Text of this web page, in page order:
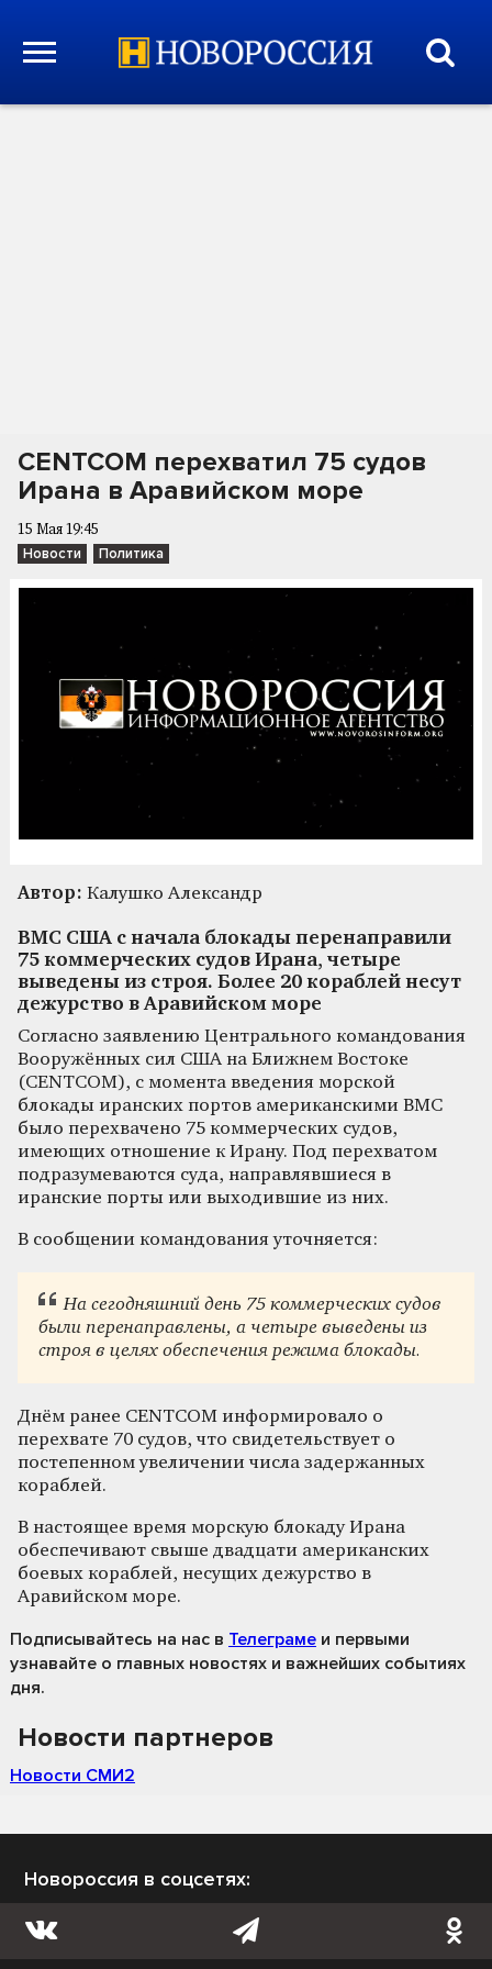
CENTCOM перехватил 75 судов
Ирана в Аравийском море
15 Мая 19:45
Новости Политика
Автор: Калушко Александр
ВМС США с начала блокады перенаправили
75 коммерческих судов Ирана, четыре
выведены из строя. Более 20 кораблей несут
дежурство в Аравийском море
Согласно заявлению Центрального командования
Вооружённых сил США на Ближнем Востоке
(CENTCOM), с момента введения морской
блокады иранских портов американскими ВМС
было перехвачено 75 коммерческих судов,
имеющих отношение к Ирану. Под перехватом
подразумеваются суда, направлявшиеся в
иранские порты или выходившие из них.
В сообщении командования уточняется:
На сегодняшний день 75 коммерческих судов
были перенаправлены, а четыре выведены из
строя в целях обеспечения режима блокады.
Днём ранее CENTCOM информировало о
перехвате 70 судов, что свидетельствует о
постепенном увеличении числа задержанных
кораблей.
В настоящее время морскую блокаду Ирана
обеспечивают свыше двадцати американских
боевых кораблей, несущих дежурство в
Аравийском море.
Подписывайтесь на нас в Телеграме и первыми
узнавайте о главных новостях и важнейших событиях
дня.
Новости партнеров
Новости СМИ2
Новороссия в соцсетях: